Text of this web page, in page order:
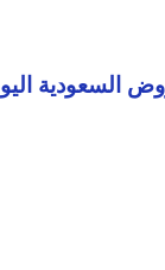
السعودية